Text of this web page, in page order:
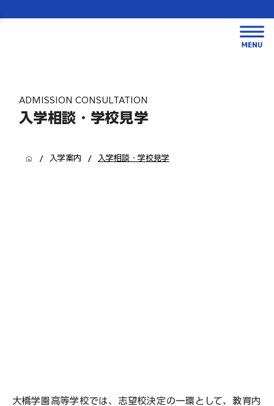
ADMISSION CONSULTATION
入学相談・学校見学
/ 入学案内 / 入学相談・学校見学
大橋学園高等学校では、志望校決定の一環として、教育内